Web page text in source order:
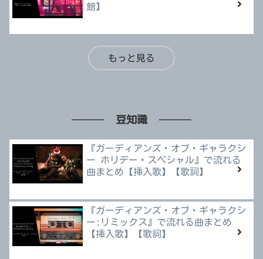
館】
もっと見る
豆知識
『ガーディアンズ・オブ・ギャラクシ
ー ホリデー・スペシャル』で流れる
曲まとめ【挿入歌】【歌詞】
『ガーディアンズ・オブ・ギャラクシ
ー:リミックス』で流れる曲まとめ
【挿入歌】【歌詞】